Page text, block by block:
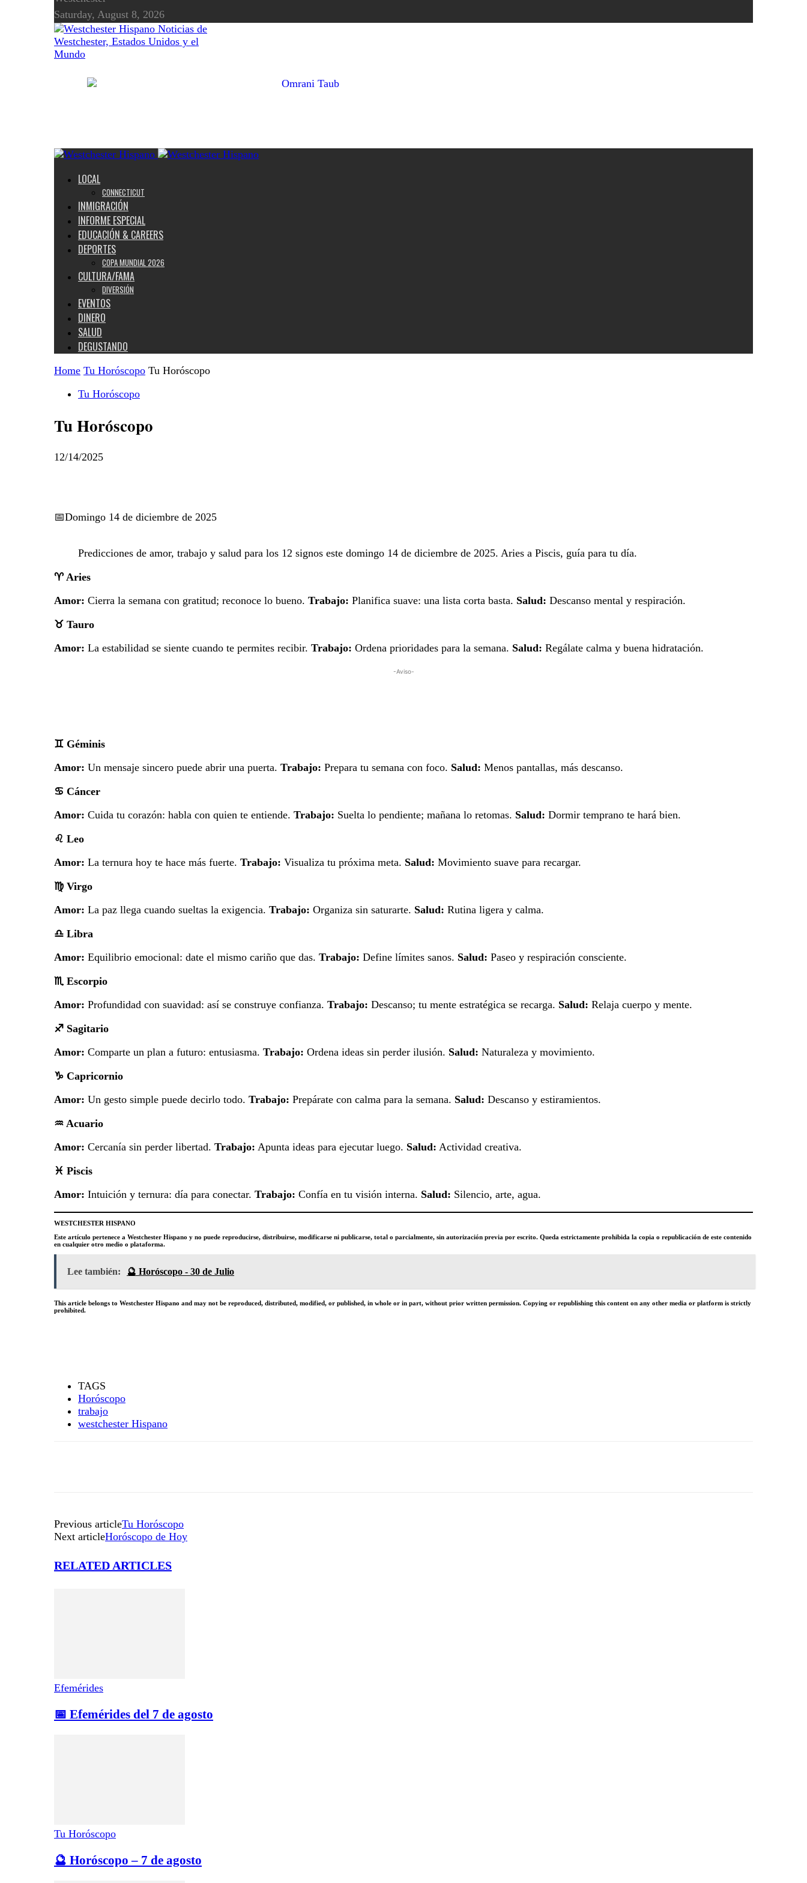
Saturday, August 8, 2026
Noticias de
Westchester, Estados Unidos y el
Mundo
LOCAL
CONNECTICUT
INMIGRACIÓN
INFORME ESPECIAL
EDUCACIÓN & CAREERS
DEPORTES
COPA MUNDIAL 2026
CULTURA/FAMA
DIVERSIÓN
EVENTOS
DINERO
SALUD
DEGUSTANDO
Home Tu Horóscopo Tu Horóscopo
Tu Horóscopo
Tu Horóscopo
12/14/2025
📅Domingo 14 de diciembre de 2025
Predicciones de amor, trabajo y salud para los 12 signos este domingo 14 de diciembre de 2025. Aries a Piscis, guía para tu día.
♈ Aries
Amor: Cierra la semana con gratitud; reconoce lo bueno. Trabajo: Planifica suave: una lista corta basta. Salud: Descanso mental y respiración.
♉ Tauro
Amor: La estabilidad se siente cuando te permites recibir. Trabajo: Ordena prioridades para la semana. Salud: Regálate calma y buena hidratación.
-Aviso-
♊ Géminis
Amor: Un mensaje sincero puede abrir una puerta. Trabajo: Prepara tu semana con foco. Salud: Menos pantallas, más descanso.
♋ Cáncer
Amor: Cuida tu corazón: habla con quien te entiende. Trabajo: Suelta lo pendiente; mañana lo retomas. Salud: Dormir temprano te hará bien.
♌ Leo
Amor: La ternura hoy te hace más fuerte. Trabajo: Visualiza tu próxima meta. Salud: Movimiento suave para recargar.
♍ Virgo
Amor: La paz llega cuando sueltas la exigencia. Trabajo: Organiza sin saturarte. Salud: Rutina ligera y calma.
♎ Libra
Amor: Equilibrio emocional: date el mismo cariño que das. Trabajo: Define límites sanos. Salud: Paseo y respiración consciente.
♏ Escorpio
Amor: Profundidad con suavidad: así se construye confianza. Trabajo: Descanso; tu mente estratégica se recarga. Salud: Relaja cuerpo y mente.
♐ Sagitario
Amor: Comparte un plan a futuro: entusiasma. Trabajo: Ordena ideas sin perder ilusión. Salud: Naturaleza y movimiento.
♑ Capricornio
Amor: Un gesto simple puede decirlo todo. Trabajo: Prepárate con calma para la semana. Salud: Descanso y estiramientos.
♒ Acuario
Amor: Cercanía sin perder libertad. Trabajo: Apunta ideas para ejecutar luego. Salud: Actividad creativa.
♓ Piscis
Amor: Intuición y ternura: día para conectar. Trabajo: Confía en tu visión interna. Salud: Silencio, arte, agua.
WESTCHESTER HISPANO
Este artículo pertenece a Westchester Hispano y no puede reproducirse, distribuirse, modificarse ni publicarse, total o parcialmente, sin autorización previa por escrito. Queda estrictamente prohibida la copia o republicación de este contenido
en cualquier otro medio o plataforma.
Lee también: 🔮 Horóscopo - 30 de Julio
This article belongs to Westchester Hispano and may not be reproduced, distributed, modified, or published, in whole or in part, without prior written permission. Copying or republishing this content on any other media or platform is strictly
prohibited.
TAGS
Horóscopo
trabajo
westchester Hispano
Previous articleTu Horóscopo
Next articleHoróscopo de Hoy
RELATED ARTICLES
Efemérides
📅 Efemérides del 7 de agosto
Tu Horóscopo
🔮 Horóscopo – 7 de agosto